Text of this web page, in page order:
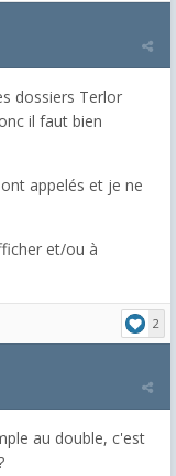
dossiers Terlor
il faut bien
appelés et je ne
et/ou à
2
au double, c'est